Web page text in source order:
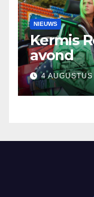
NIEUWS
Kermis
avond
4